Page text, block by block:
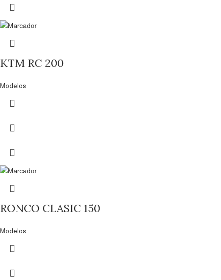
KTM RC 200
Modelos
RONCO CLASIC 150
Modelos